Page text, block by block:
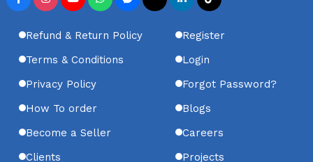
Refund & Return Policy
Terms & Conditions
Privacy Policy
How To order
Become a Seller
Clients
Register
Login
Forgot Password?
Blogs
Careers
Projects